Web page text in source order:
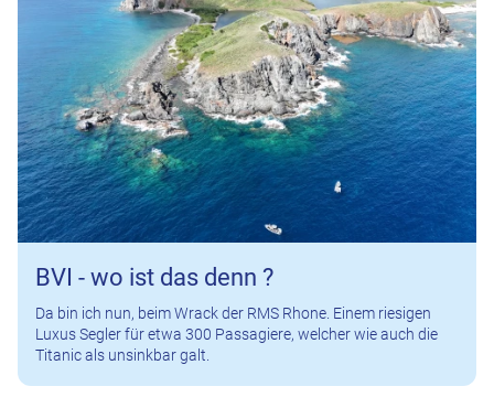
BVI - wo ist das denn ?
Da bin ich nun, beim Wrack der RMS Rhone. Einem riesigen
Luxus Segler für etwa 300 Passagiere, welcher wie auch die
Titanic als unsinkbar galt.